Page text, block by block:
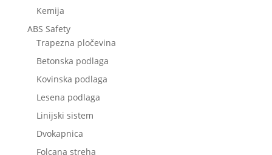
Kemija
ABS Safety
Trapezna pločevina
Betonska podlaga
Kovinska podlaga
Lesena podlaga
Linijski sistem
Dvokapnica
Folcana streha